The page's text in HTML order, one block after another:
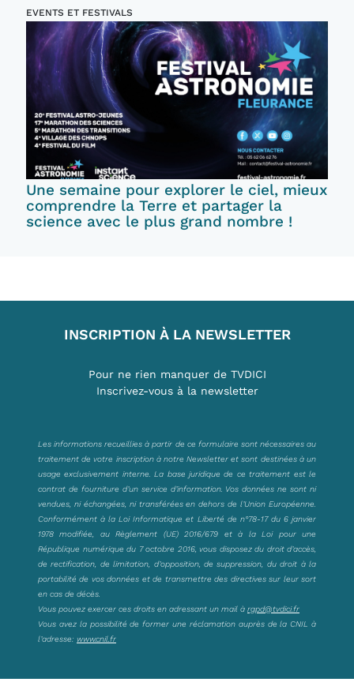
EVENTS ET FESTIVALS
Une semaine pour explorer le ciel, mieux
comprendre la Terre et partager la
science avec le plus grand nombre !
INSCRIPTION À LA NEWSLETTER
Pour ne rien manquer de TVDICI
Inscrivez-vous à la newsletter
Les informations recueillies à partir de ce formulaire sont nécessaires au
traitement de votre inscription à notre Newsletter et sont destinées à un
usage exclusivement interne. La base juridique de ce traitement est le
contrat de fourniture d’un service d’information. Vos données ne sont ni
vendues, ni échangées, ni transférées en dehors de l’Union Européenne.
Conformément à la Loi Informatique et Liberté de n°78-17 du 6 janvier
1978 modifiée, au Règlement (UE) 2016/679 et à la Loi pour une
République numérique du 7 octobre 2016, vous disposez du droit d’accès,
de rectification, de limitation, d’opposition, de suppression, du droit à la
portabilité de vos données et de transmettre des directives sur leur sort
en cas de décès.
Vous pouvez exercer ces droits en adressant un mail à rgpd@tvdici.fr
Vous avez la possibilité de former une réclamation auprès de la CNIL à
l’adresse: www.cnil.fr